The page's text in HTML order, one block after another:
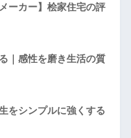
ーカー】桧家住宅の評
｜感性を磨き生活の質
をシンプルに強くする